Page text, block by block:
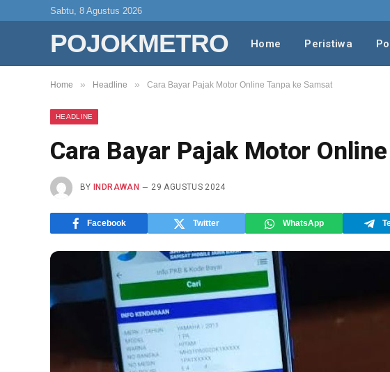
Sabtu, 8 Agustus 2026
POJOKMETRO Home Peristiwa
Home » Headline » Cara Bayar Pajak Motor Online Tanpa ke Samsat
HEADLINE
Cara Bayar Pajak Motor
BY INDRAWAN 29 AGUSTUS 2024
Facebook Twitter WhatsApp